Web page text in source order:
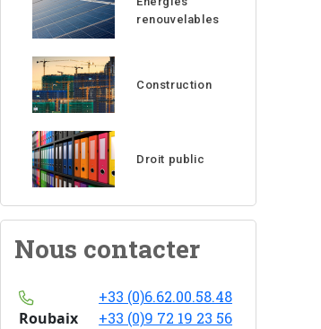
renouvelables
Construction
Droit public
Nous contacter
Roubaix
+33 (0)6.62.00.58.48
+33 (0)9 72 19 23 56